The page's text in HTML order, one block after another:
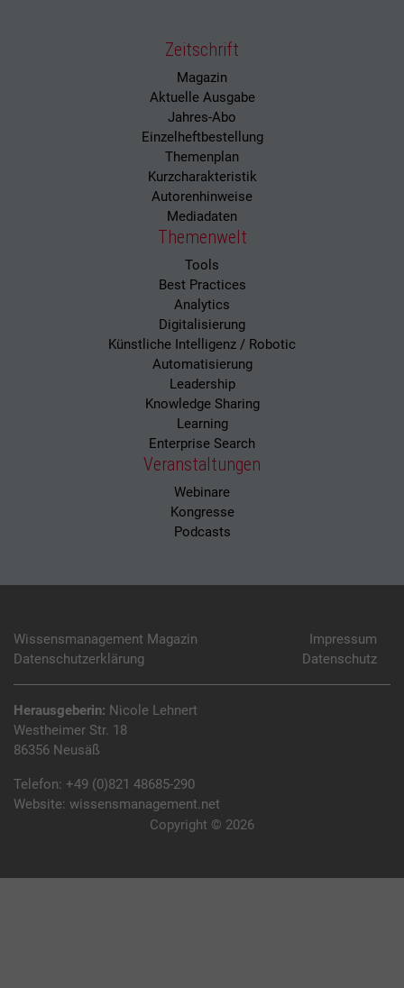
Zeitschrift
Magazin
Aktuelle Ausgabe
Jahres-Abo
Einzelheftbestellung
Themenplan
Kurzcharakteristik
Autorenhinweise
Mediadaten
Themenwelt
Tools
Best Practices
Analytics
Digitalisierung
Künstliche Intelligenz / Robotic
Automatisierung
Leadership
Knowledge Sharing
Learning
Enterprise Search
Veranstaltungen
Webinare
Kongresse
Podcasts
Wissensmanagement Magazin
Impressum
Datenschutzerklärung
Datenschutz
Herausgeberin: Nicole Lehnert
Westheimer Str. 18
86356 Neusäß
Telefon: +49 (0)821 48685-290
Website: wissensmanagement.net
Copyright © 2026